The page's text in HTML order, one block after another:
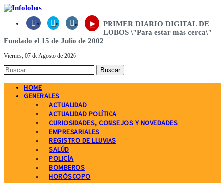
   ▸
PRIMER DIARIO DIGITAL DE
LOBOS \"Para estar más cerca\"
Fundado el 15 de Julio de 2002
Viernes, 07 de Agosto de 2026
HOME
GENERALES
ACTUALIDAD
ACTUALIDAD POLÍTICA
CURIOSIDADES, CONSEJOS Y NOVEDADES
EMPRESARIALES
REGISTRO DE LLUVIAS
SALÚD
POLICÍA
BOMBEROS
HORÓSCOPO